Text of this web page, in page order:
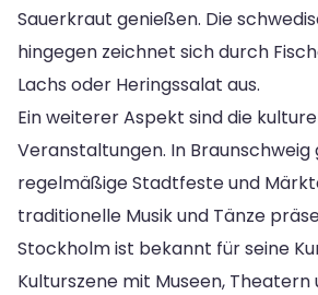
Sauerkraut genießen. Die
hingegen zeichnet sich durch
Lachs oder Heringssalat aus.
Ein weiterer Aspekt sind die
Veranstaltungen. In Braunschweig
regelmäßige Stadtfeste und
traditionelle Musik und Tänze
Stockholm ist bekannt für seine
Kulturszene mit Museen, Theatern